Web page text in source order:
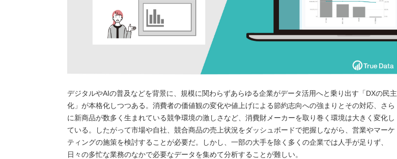
デジタルやAIの普及などを背景に、規模に関わらずあらゆる企業がデータ活用へと乗り出す「DXの民主
化」が本格化しつつある。消費者の価値観の変化や値上げによる節約志向への強まりとその対応、さら
に新商品が数多く生まれている競争環境の激しさなど、消費財メーカーを取り巻く環境は大きく変化し
ている。したがって市場や自社、競合商品の売上状況をダッシュボードで把握しながら、営業やマーケ
ティングの施策を検討することが必要だ。しかし、一部の大手を除く多くの企業では人手が足りず、
日々の多忙な業務のなかで必要なデータを集めて分析することが難しい。